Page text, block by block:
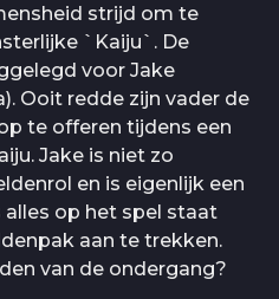
strijd om te
`Kaiju`. De
voor Jake
Ooit redde zijn vader de
te offeren tijdens een
Jake is niet zo
en is eigenlijk een
alles op het spel staat
aan te trekken.
van de ondergang?